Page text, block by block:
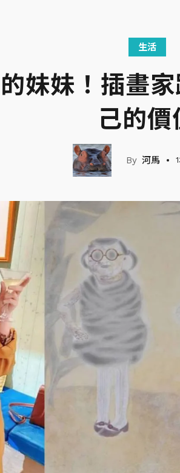
生活
妹妹！插畫
己的價
河馬